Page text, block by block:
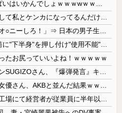
たお尻っていいよね！ｗｗｗｗｗ